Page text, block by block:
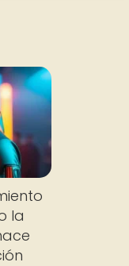
la